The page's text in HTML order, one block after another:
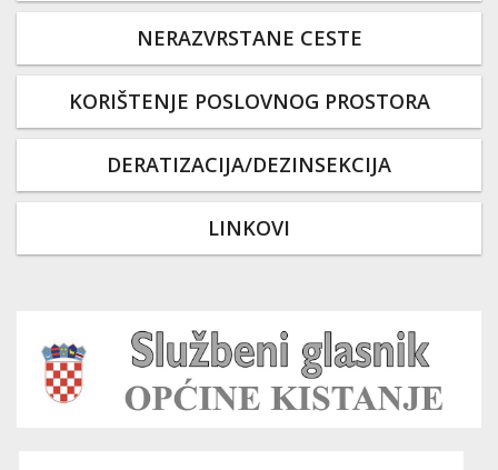
NERAZVRSTANE CESTE
KORIŠTENJE POSLOVNOG PROSTORA
DERATIZACIJA/DEZINSEKCIJA
LINKOVI